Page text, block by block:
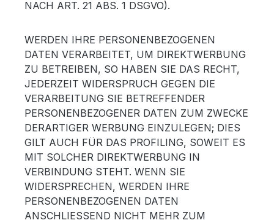
NACH ART. 21 ABS. 1 DSGVO).
WERDEN IHRE PERSONENBEZOGENEN
DATEN VERARBEITET, UM DIREKTWERBUNG
ZU BETREIBEN, SO HABEN SIE DAS RECHT,
JEDERZEIT WIDERSPRUCH GEGEN DIE
VERARBEITUNG SIE BETREFFENDER
PERSONENBEZOGENER DATEN ZUM ZWECKE
DERARTIGER WERBUNG EINZULEGEN; DIES
GILT AUCH FÜR DAS PROFILING, SOWEIT ES
MIT SOLCHER DIREKTWERBUNG IN
VERBINDUNG STEHT. WENN SIE
WIDERSPRECHEN, WERDEN IHRE
PERSONENBEZOGENEN DATEN
ANSCHLIESSEND NICHT MEHR ZUM